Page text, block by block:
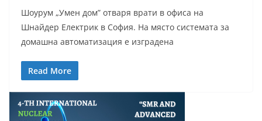
Шоурум „Умен дом” отваря врати в офиса на
Шнайдер Електрик в София. На място системата за
домашна автоматизация е изградена
Read More